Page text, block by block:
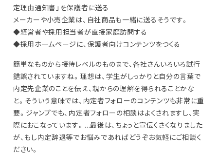
定理由通知書」を保護者に送る
メーカーや小売企業は、自社商品も一緒に送るそうです。
◆経営者や採用担当者が直接家庭訪問する
◆採用ホームページに、保護者向けコンテンツをつくる
簡単なものから接待レベルのものまで、各社さんいろいろ試行
錯誤されていますね。理想は、学生がしっかりと自分の言葉で
内定先企業のことを伝え、親からの理解を得られることかな
と。そういう意味では、内定者フォローのコンテンツも非常に重
要。ジャンプでも、内定者フォローの相談はよくされますし、実
際におこなっています。…最後は、ちょっと宣伝くさくなりました
が、もし内定辞退等でお悩みであればどうぞお気軽にご相談く
ださい。